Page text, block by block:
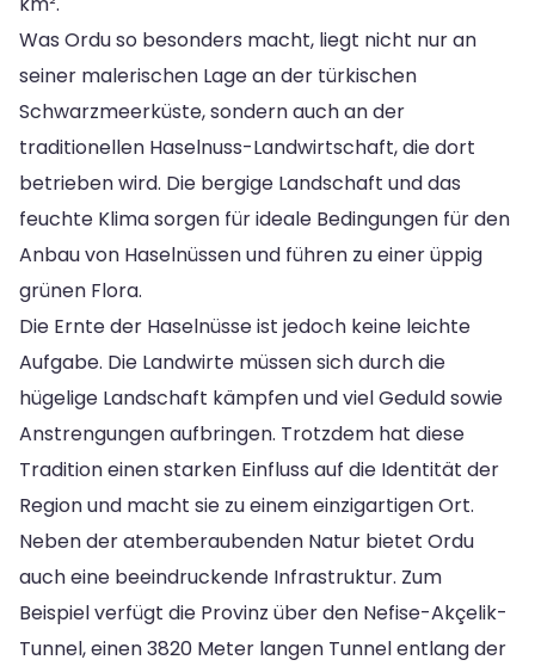
Was Ordu so besonders macht, liegt nicht nur an
seiner malerischen Lage an der türkischen
Schwarzmeerküste, sondern auch an der
traditionellen Haselnuss-Landwirtschaft, die dort
betrieben wird. Die bergige Landschaft und das
feuchte Klima sorgen für ideale Bedingungen für den
Anbau von Haselnüssen und führen zu einer üppig
grünen Flora.
Die Ernte der Haselnüsse ist jedoch keine leichte
Aufgabe. Die Landwirte müssen sich durch die
hügelige Landschaft kämpfen und viel Geduld sowie
Anstrengungen aufbringen. Trotzdem hat diese
Tradition einen starken Einfluss auf die Identität der
Region und macht sie zu einem einzigartigen Ort.
Neben der atemberaubenden Natur bietet Ordu
auch eine beeindruckende Infrastruktur. Zum
Beispiel verfügt die Provinz über den Nefise-Akçelik-
Tunnel, einen 3820 Meter langen Tunnel entlang der